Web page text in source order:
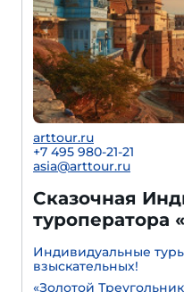
arttour.ru
+7 495 980-21-21
asia@arttour.ru
Сказочная
туроператора
Индивидуальные
взыскательных!
«Золотой